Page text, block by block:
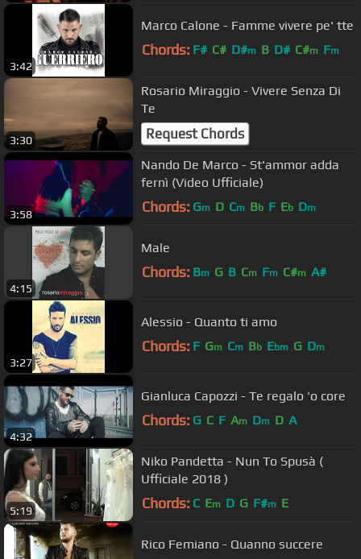
3:42
Marco Calone - Famme vivere pe' tte
Chords: F# C# D#m B D# C#m Fm
3:30
Rosario Miraggio - Vivere Senza Di
Te
Request Chords
3:58
Nando De Marco - St'ammor adda
fernì (Video Ufficiale)
Chords: Gm D Cm Bb F Eb Dm
4:15
Male
Chords: Bm G B Cm Fm C#m A#
3:27
Alessio - Quanto ti amo
Chords: F Gm Cm Bb Ebm G Dm
4:32
Gianluca Capozzi - Te regalo 'o core
Chords: G C F Am Dm D A
5:19
Niko Pandetta - Nun To Spusà (
Ufficiale 2018 )
Chords: C Em D G F#m E
Rico Femiano - Quanno succere